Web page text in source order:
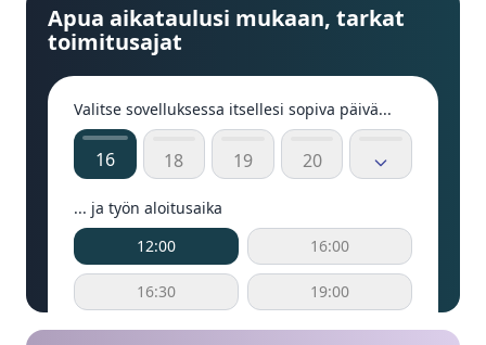
Apua aikataulusi mukaan, tarkat
toimitusajat
Valitse sovelluksessa itsellesi sopiva päivä...
16 18 19 20
... ja työn aloitusaika
12:00
16:00
16:30 19:00